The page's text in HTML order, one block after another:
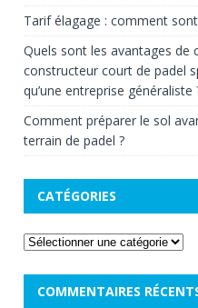
Tarif élagage : comment
Quels sont les avantages de
constructeur court de padel
qu’une entreprise généraliste
Comment préparer le sol
terrain de padel ?
CATÉGORIES
COMMENTAIRES